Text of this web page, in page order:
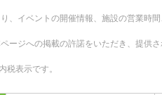
、イベントの開催情報、施設の営業時
ージへの掲載の許諾をいただき、提供
表示です。